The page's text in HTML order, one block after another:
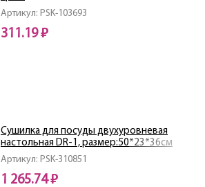
Артикул: PSK-103693
311.19 ₽
Артикул: PSK-310851
Сушилка для посуды двухуровневая
настольная DR-1, размер:50*23*36см
1 265.74 ₽